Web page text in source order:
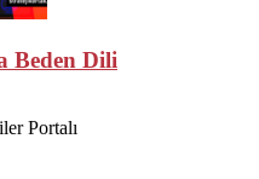
Beden Dili
Portalı